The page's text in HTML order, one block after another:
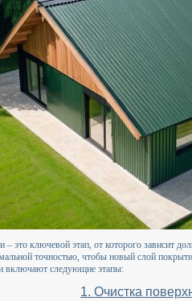
– это ключевой этап, от которого зависит
точностью, чтобы новый слой
включают следующие этапы:
1. Очистка